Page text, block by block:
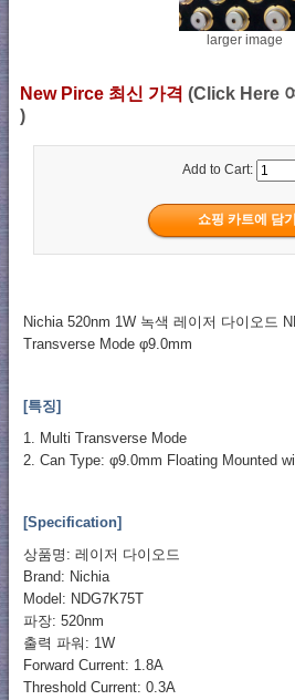
larger image
New Pirce 최신 가격 (Click Here
)
Add to Cart:
Nichia 520nm 1W 녹색 레이저 다이오드
Transverse Mode φ9.0mm
[특징]
1. Multi Transverse Mode
2. Can Type: φ9.0mm Floating Mounted
[Specification]
상품명: 레이저 다이오드
Brand: Nichia
Model: NDG7K75T
파장: 520nm
출력 파워: 1W
Forward Current: 1.8A
Threshold Current: 0.3A